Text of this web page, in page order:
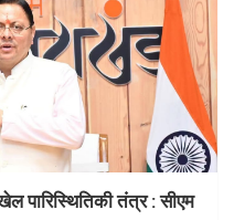
पारिस्थितिकी तंत्र : सीएम